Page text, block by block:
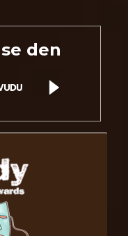
den